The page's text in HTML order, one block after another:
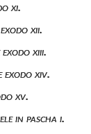
xi.
xii.
xiii.
exodo xiv.
xv.
in pascha i.